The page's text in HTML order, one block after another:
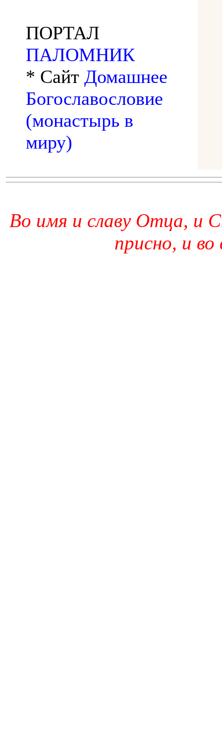
ПОРТАЛ
ПАЛОМНИК
* Сайт Домашнее
Богославословие
(монастырь в
миру)
Во имя и славу Отца, и
присно, и во